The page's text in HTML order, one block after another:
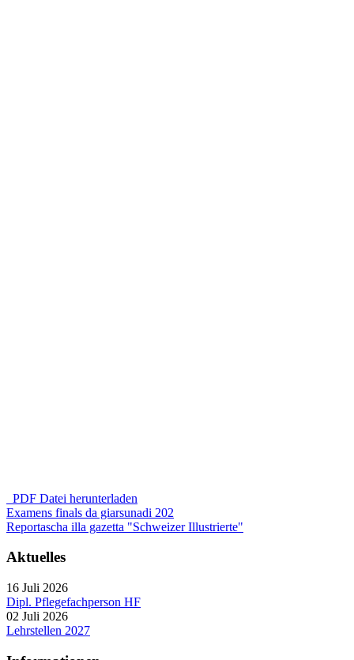
PDF Datei herunterladen
Examens finals da giarsunadi 202
Reportascha illa gazetta "Schweizer Illustrierte"
Aktuelles
16 Juli 2026
Dipl. Pflegefachperson HF
02 Juli 2026
Lehrstellen 2027